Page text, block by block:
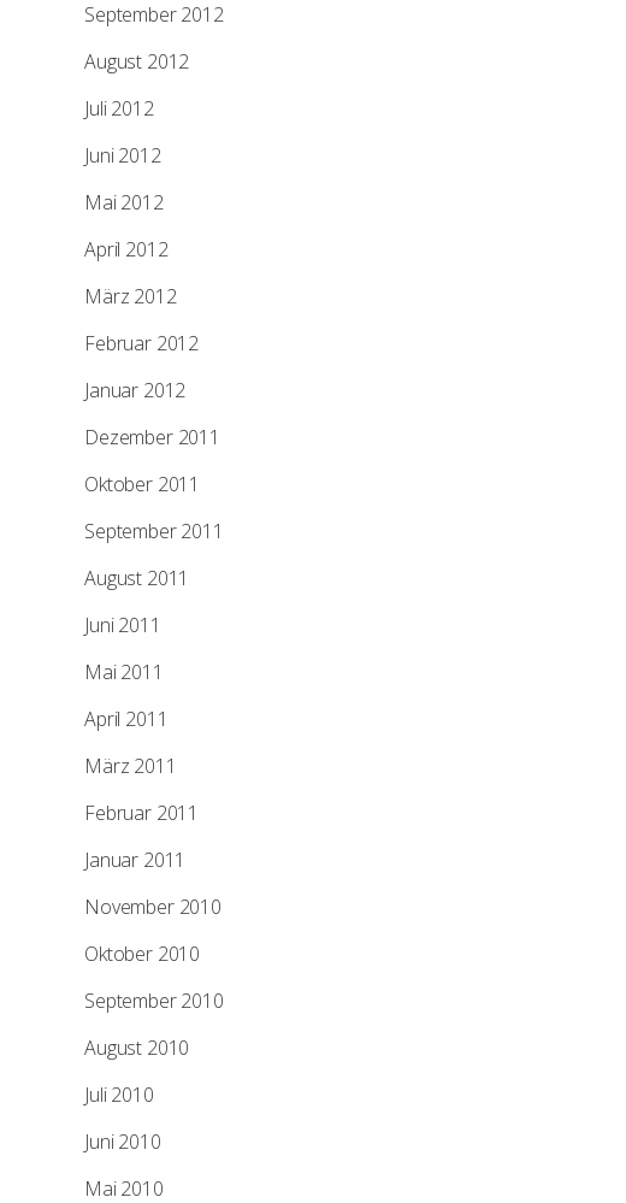
September 2012
August 2012
Juli 2012
Juni 2012
Mai 2012
April 2012
März 2012
Februar 2012
Januar 2012
Dezember 2011
Oktober 2011
September 2011
August 2011
Juni 2011
Mai 2011
April 2011
März 2011
Februar 2011
Januar 2011
November 2010
Oktober 2010
September 2010
August 2010
Juli 2010
Juni 2010
Mai 2010